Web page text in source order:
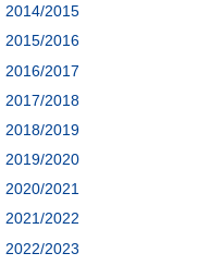
2014/2015
2015/2016
2016/2017
2017/2018
2018/2019
2019/2020
2020/2021
2021/2022
2022/2023